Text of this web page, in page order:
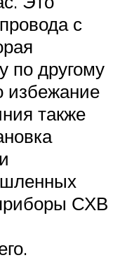
с
по другому
избежание
также
СХВ